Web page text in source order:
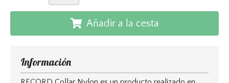
Añadir a la cesta
Información